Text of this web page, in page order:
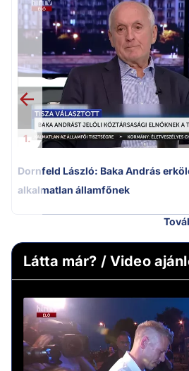
1.
Dornfeld László: Baka András
alkalmatlan államfőnek
Látta már? / Video